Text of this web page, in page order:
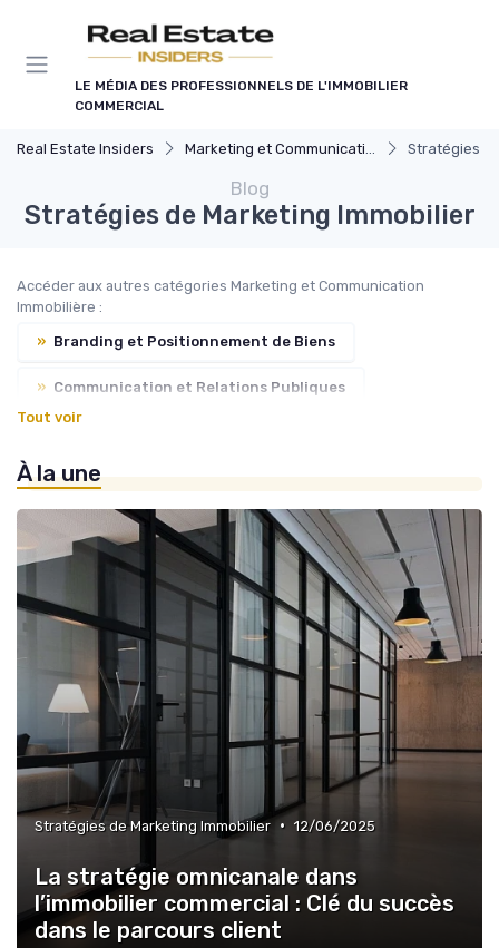
LE MÉDIA DES PROFESSIONNELS DE L'IMMOBILIER
COMMERCIAL
Real Estate Insiders Marketing et Communication Immobilière Stratégies
Blog
Stratégies de Marketing Immobilier
Accéder aux autres catégories Marketing et Communication
Immobilière :
» Branding et Positionnement de Biens
» Communication et Relations Publiques
» Événementiel et Promotion Immobilière
Tout voir
À la une
Stratégies de Marketing Immobilier • 12/06/2025
La stratégie omnicanale dans
l’immobilier commercial : Clé du succès
dans le parcours client